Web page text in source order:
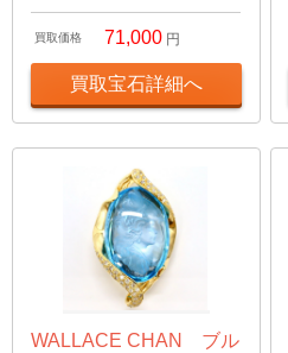
買取価格 71,000 円
買取宝石詳細へ
WALLACE CHAN ブル